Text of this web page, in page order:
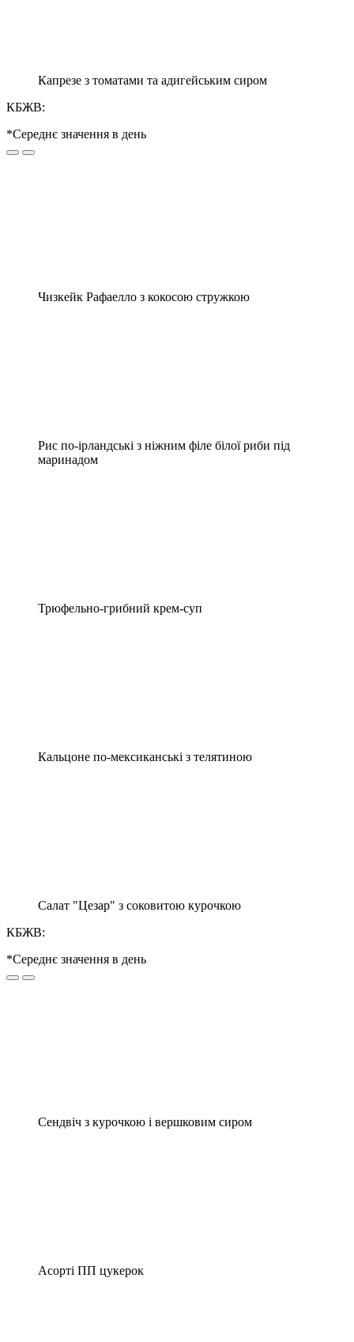
Капрезе з томатами та адигейським сиром
КБЖВ:
*Середнє значення в день
Чизкейк Рафаелло з кокосою стружкою
Рис по-ірландські з ніжним філе білої риби під
маринадом
Трюфельно-грибний крем-суп
Кальцоне по-мексиканські з телятиною
Салат "Цезар" з соковитою курочкою
КБЖВ:
*Середнє значення в день
Сендвіч з курочкою і вершковим сиром
Асорті ПП цукерок